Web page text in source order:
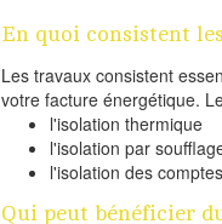
En quoi consistent
Les travaux consistent
votre facture énergétique.
l'isolation thermique
l'isolation par
l'isolation des
Qui peut bénéficier